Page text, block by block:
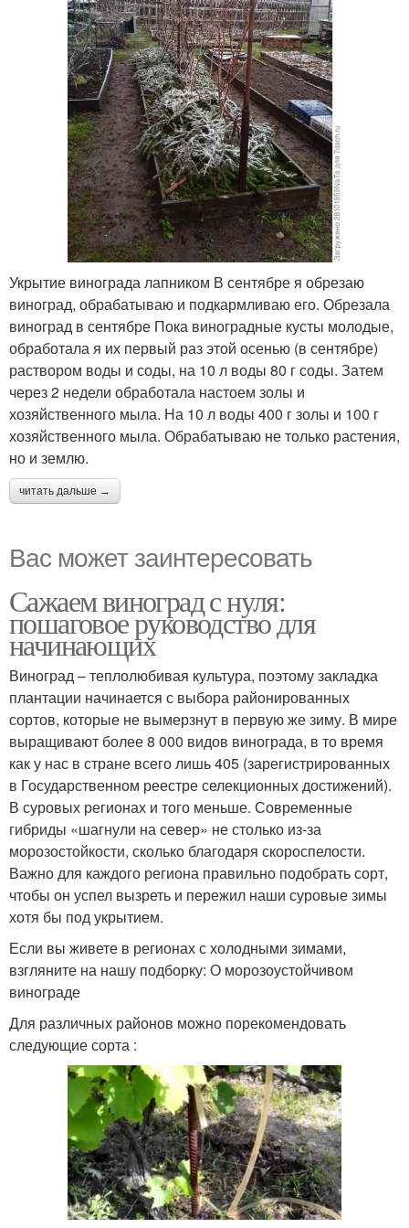
Укрытие винограда лапником В сентябре я обрезаю
виноград, обрабатываю и подкармливаю его. Обрезала
виноград в сентябре Пока виноградные кусты молодые,
обработала я их первый раз этой осенью (в сентябре)
раствором воды и соды, на 10 л воды 80 г соды. Затем
через 2 недели обработала настоем золы и
хозяйственного мыла. На 10 л воды 400 г золы и 100 г
хозяйственного мыла. Обрабатываю не только растения,
но и землю.
читать дальше →
Вас может заинтересовать
Сажаем виноград с нуля:
пошаговое руководство для
начинающих
Виноград – теплолюбивая культура, поэтому закладка
плантации начинается с выбора районированных
сортов, которые не вымерзнут в первую же зиму. В мире
выращивают более 8 000 видов винограда, в то время
как у нас в стране всего лишь 405 (зарегистрированных
в Государственном реестре селекционных достижений).
В суровых регионах и того меньше. Современные
гибриды «шагнули на север» не столько из-за
морозостойкости, сколько благодаря скороспелости.
Важно для каждого региона правильно подобрать сорт,
чтобы он успел вызреть и пережил наши суровые зимы
хотя бы под укрытием.
Если вы живете в регионах с холодными зимами,
взгляните на нашу подборку: О морозоустойчивом
винограде
Для различных районов можно порекомендовать
следующие сорта :